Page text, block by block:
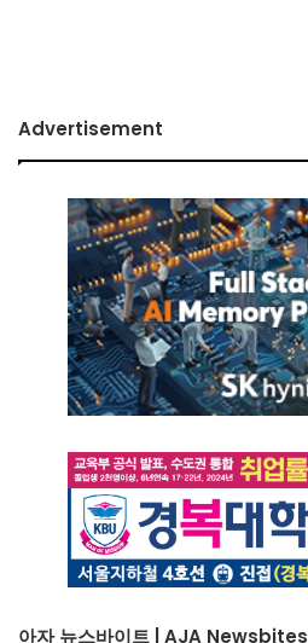
Advertisement
아자 뉴스바이트 | AJA Newsbites